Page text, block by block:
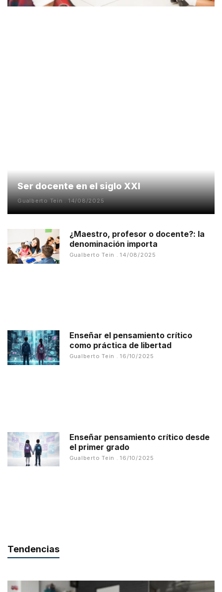
Ser docente en el siglo XXI
Gualberto Tein 14/08/2025
¿Maestro, profesor o docente?: la
denominación importa
Gualberto Tein 14/08/2025
Enseñar el pensamiento crítico
como práctica de libertad
Gualberto Tein 16/10/2025
Enseñar pensamiento crítico desde
el primer grado
Gualberto Tein 16/10/2025
Tendencias